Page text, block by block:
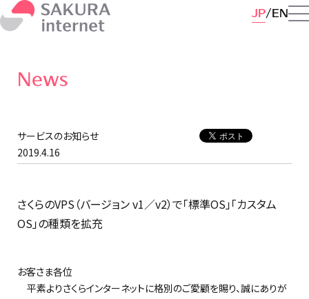
JP EN
News
サービスのお知らせ
2019.4.16
さくらのVPS（バージョン v1／v2）で「標準OS」「カスタム
OS」の種類を拡充
お客さま各位
平素よりさくらインターネットに格別のご愛顧を賜り、誠にありが